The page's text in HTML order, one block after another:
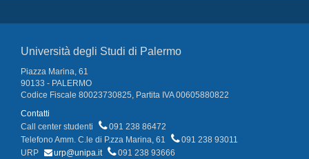
Università degli Studi di Palermo
Piazza Marina, 61
90133 - PALERMO
Codice Fiscale 80023730825, Partita IVA 00605880822
Contatti
Call center studenti
091 238 86472
Telefono Amm. C.le di P.zza Marina, 61
091 238 93011
URP
urp@unipa.it
091 238 93666